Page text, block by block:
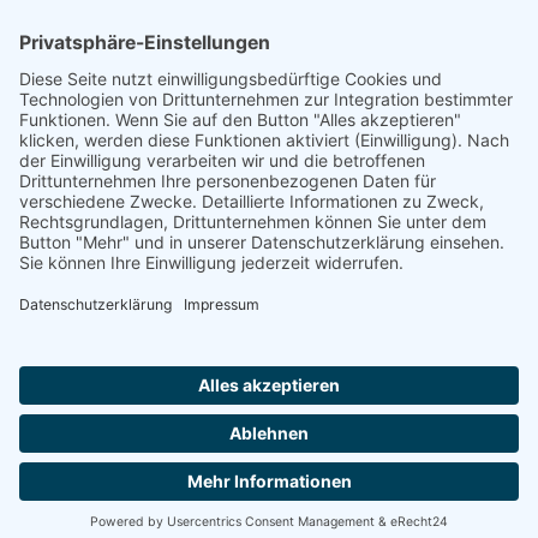
Footer
Cookie-Einstellungen Datenschutz
Impressum
intern
by